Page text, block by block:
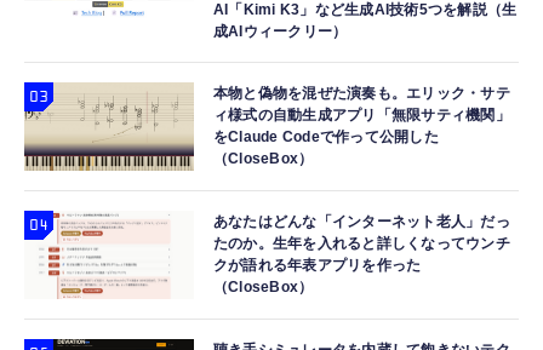
AI「Kimi K3」など生成AI技術5つを解説（生
成AIウィークリー）
本物と偽物を混ぜた演奏も。エリック・サテ
ィ様式の自動生成アプリ「無限サティ機関」
をClaude Codeで作って公開した
（CloseBox）
あなたはどんな「インターネット老人」だっ
たのか。生年を入れると詳しくなってウンチ
クが語れる年表アプリを作った
（CloseBox）